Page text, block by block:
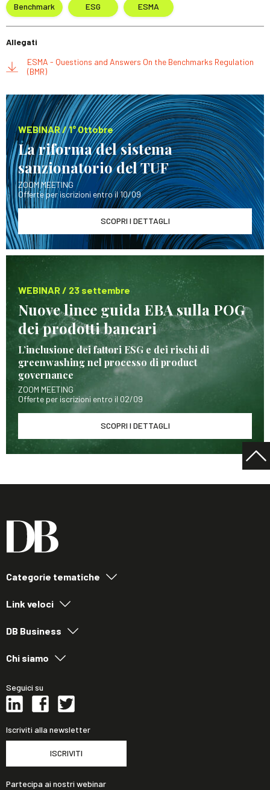
Benchmark ESG ESMA
Allegati
ESMA - Questions and Answers On the Benchmarks Regulation
(BMR)
WEBINAR / 1° Ottobre
La riforma del sistema
sanzionatorio del TUF
ZOOM MEETING
Offerte per iscrizioni entro il 10/09
SCOPRI I DETTAGLI
WEBINAR / 23 settembre
Nuove linee guida EBA sulla POG
dei prodotti bancari
L’inclusione dei fattori ESG e dei rischi di
greenwashing nel processo di product
governance
ZOOM MEETING
Offerte per iscrizioni entro il 02/09
SCOPRI I DETTAGLI
Categorie tematiche
Link veloci
DB Business
Chi siamo
Seguici su
Iscriviti alla newsletter
ISCRIVITI
Partecipa ai nostri webinar